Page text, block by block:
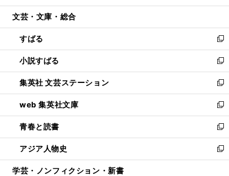
開
ウ
開
く
ン
ウ
で
開
く
ウ
ン
ド
ウ
で
開
く
文芸・文庫・総合
すばる
新
し
い
ウ
ィ
ン
ド
ウ
で
開
く
小説すばる
新
し
い
ウ
ィ
ン
ド
ウ
で
開
集英社 文芸ステーション
新
し
い
ウ
ィ
ン
ド
ウ
web 集英社文庫
新
し
い
ウ
ィ
ン
青春と読書
新
し
い
ウ
アジア人物史
新
し
学芸・ノンフィクション・新書